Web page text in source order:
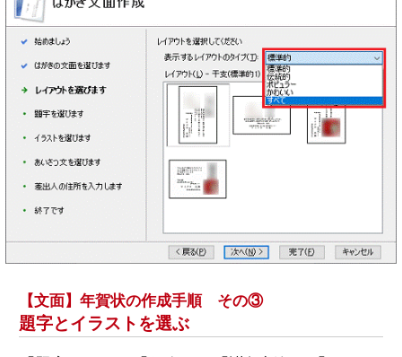
【文面】年賀状の作成手順 その③
題字とイラストを選ぶ